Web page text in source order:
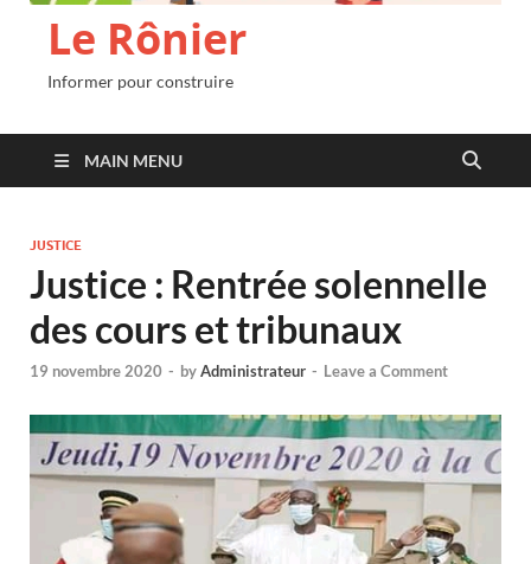
Le Rônier
Informer pour construire
MAIN MENU
JUSTICE
Justice : Rentrée solennelle
des cours et tribunaux
19 novembre 2020 - byAdministrateur - Leave a Comment